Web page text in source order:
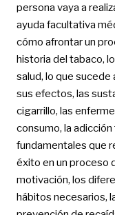
persona vaya a
ayuda facultativa
cómo afrontar un
historia del tabaco,
salud, lo que sucede
sus efectos, las
cigarrillo, las
consumo, la
fundamentales que
éxito en un proceso
motivación, los
hábitos necesarios,